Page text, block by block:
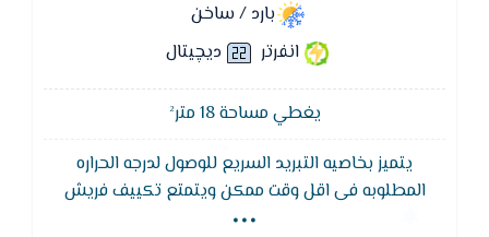
بارد / ساخن
انفرتر
ديچيتال
يغطي مساحة 18 متر²
يتميز بخاصيه التبريد السريع للوصول لدرجه الحراره
المطلوبه فى اقل وقت ممكن ويتمتع تكييف فريش
سمارت بوحده داخليه ذات شكل عصرى وجذاب يناسب
...